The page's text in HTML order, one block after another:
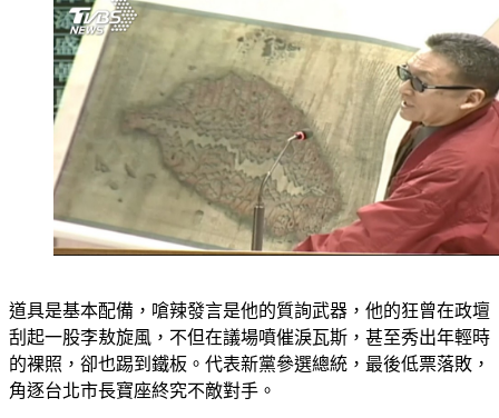
道具是基本配備，嗆辣發言是他的質詢武器，他的狂曾在政壇
刮起一股李敖旋風，不但在議場噴催淚瓦斯，甚至秀出年輕時
的裸照，卻也踢到鐵板。代表新黨參選總統，最後低票落敗，
角逐台北市長寶座終究不敵對手。